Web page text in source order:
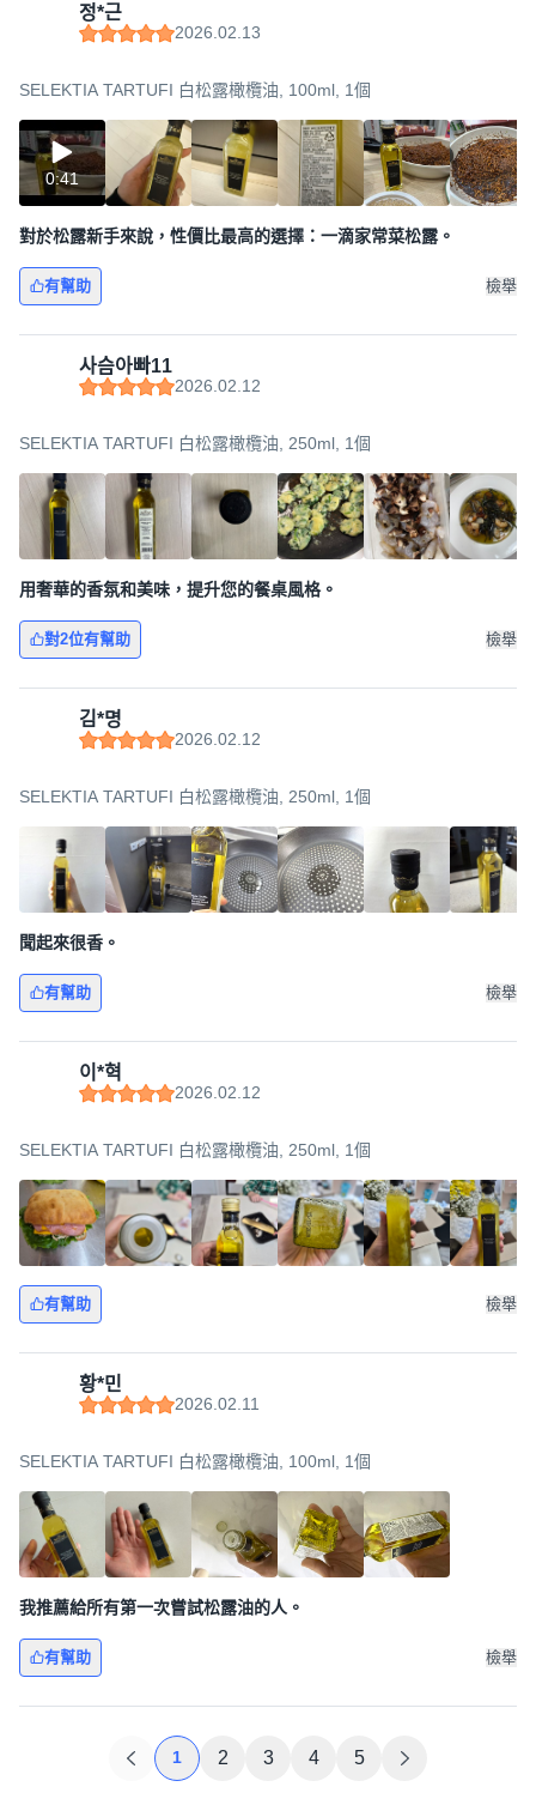
정*근
2026.02.13
SELEKTIA TARTUFI 白松露橄欖油, 100ml, 1個
0:41
對於松露新手來說，性價比最高的選擇：一滴家常菜松露。
有幫助 檢舉
사슴아빠11
2026.02.12
SELEKTIA TARTUFI 白松露橄欖油, 250ml, 1個
用奢華的香氛和美味，提升您的餐桌風格。
對2位有幫助 檢舉
김*명
2026.02.12
SELEKTIA TARTUFI 白松露橄欖油, 250ml, 1個
聞起來很香。
有幫助 檢舉
이*혁
2026.02.12
SELEKTIA TARTUFI 白松露橄欖油, 250ml, 1個
有幫助 檢舉
황*민
2026.02.11
SELEKTIA TARTUFI 白松露橄欖油, 100ml, 1個
我推薦給所有第一次嘗試松露油的人。
有幫助 檢舉
1 2 3 4 5